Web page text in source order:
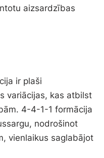
aizsardzības
ir plaši
variācijas, kas atbilst
4-4-1-1 formācija
nodrošinot
vienlaikus saglabājot